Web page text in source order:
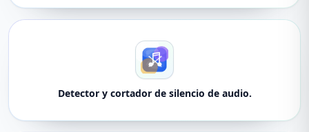
Detector y cortador de silencio de audio.